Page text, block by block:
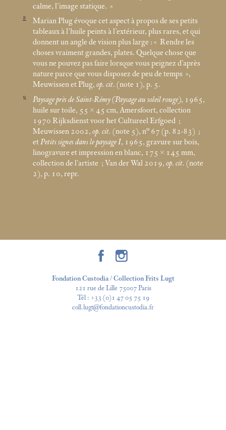
calme, l’image statique. »
8
Marian Plug évoque cet aspect à propos de ses petits
tableaux à l’huile peints à l’extérieur, plus rares, et qui
donnent un angle de vision plus large : « Rendre les
choses vraiment grandes, plates. Quelque chose que
vous ne pouvez pas faire lorsque vous peignez d’après
nature parce que vous disposez de peu de temps »,
Meuwissen et Plug, op. cit. (note 1), p. 5.
9 Paysage près de Saint-Rémy (Paysage au soleil rouge), 1965,
huile sur toile, 55 × 45 cm, Amersfoort, collection
1970 Rijksdienst voor het Cultureel Erfgoed ;
Meuwissen 2002, op. cit. (note 5), n° 67 (p. 82-83) ;
etPetits signes dans le paysage I, 1965, gravure sur bois,
linogravure et impression en blanc, 175 × 145 mm,
collection de l’artiste ; Van der Wal 2019, op. cit. (note
2), p. 10, repr.
Fondation Custodia / Collection Frits Lugt
121 rue de Lille 75007 Paris
Tél : +33 (0)1 47 05 75 19
coll.lugt@fondationcustodia.fr